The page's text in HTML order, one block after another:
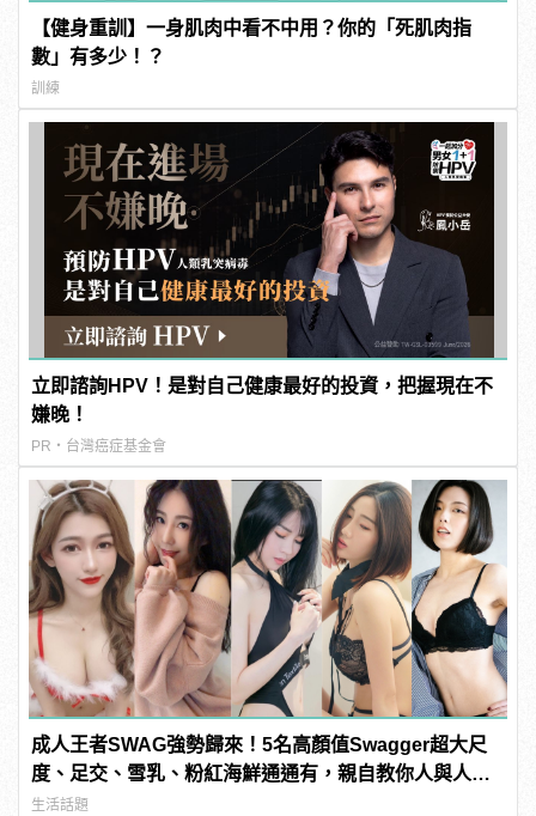
【健身重訓】一身肌肉中看不中用？你的「死肌肉指
數」有多少！？
訓練
立即諮詢HPV！是對自己健康最好的投資，把握現在不
嫌晚！
PR・台灣癌症基金會
成人王者SWAG強勢歸來！5名高顏值Swagger超大尺
度、足交、雪乳、粉紅海鮮通通有，親自教你人與人的
連結！ | manfashion這樣變型男
生活話題